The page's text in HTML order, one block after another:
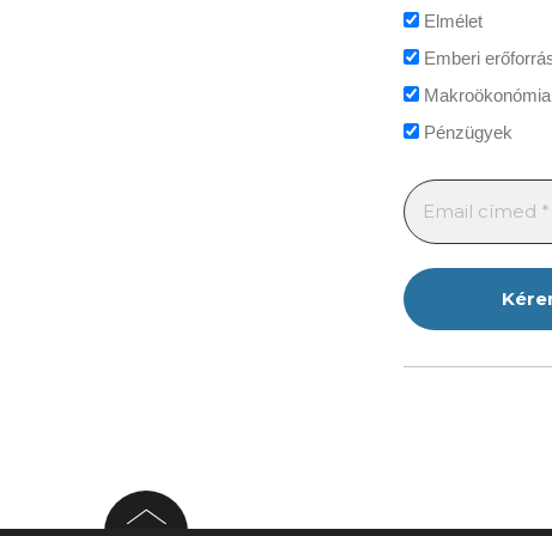
Elmélet
Emberi
Makroökonómia
Pénzügyek